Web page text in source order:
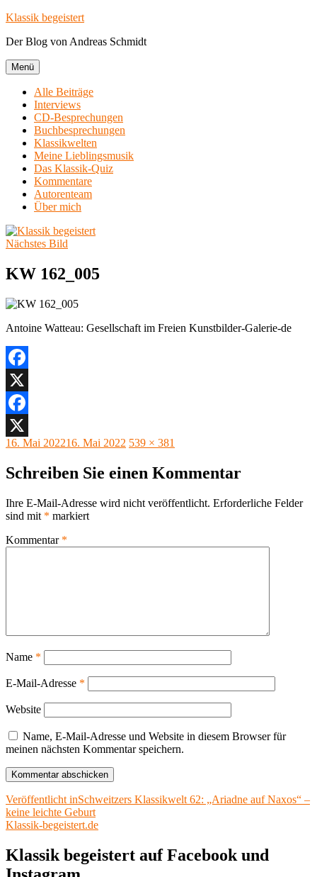
Zum
springen
Klassik begeistert
Der Blog von Andreas Schmidt
Menü
Alle Beiträge
Interviews
CD-Besprechungen
Buchbesprechungen
Klassikwelten
Meine Lieblingsmusik
Das Klassik-Quiz
Kommentare
Autorenteam
Über mich
Nächstes Bild
KW 162_005
Antoine Watteau: Gesellschaft im Freien Kunstbilder-Galerie-de
Facebook
X
Facebook
X
Veröffentlicht
16. Mai 202216. Mai 2022 Originalgröße
539 × 381
Schreiben Sie einen Kommentar
Ihre E-Mail-Adresse wird nicht veröffentlicht. Erforderliche Felder
sind mit * markiert
Kommentar *
Name *
E-Mail-Adresse *
Website
Name, E-Mail-Adresse und Website in diesem Browser für
meinen nächsten Kommentar speichern.
Beitragsnavigation
Veröffentlicht inSchweitzers Klassikwelt 62: „Ariadne auf Naxos“ –
keine leichte Geburt
Klassik-begeistert.de
Klassik begeistert auf Facebook und